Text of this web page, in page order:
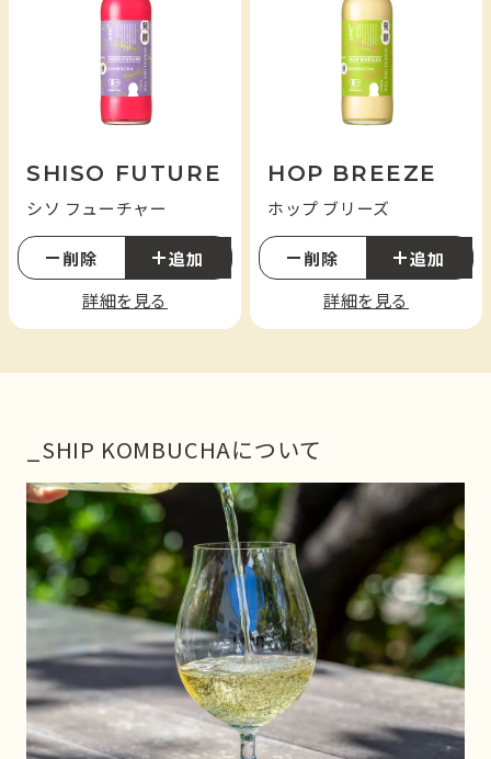
SHISO FUTURE
シソ フューチャー
削除
追加
詳細を見る
HOP BREEZE
ホップ ブリーズ
削除
追加
詳細を見る
_SHIP KOMBUCHAについて